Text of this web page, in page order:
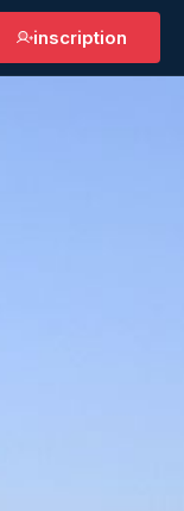
inscription